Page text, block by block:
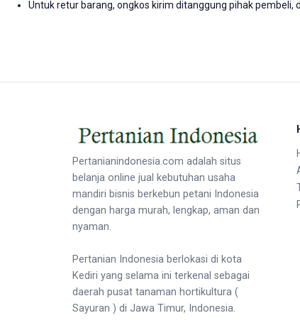
Untuk retur barang, ongkos kirim ditanggung pihak pembeli,
Pertanianindonesia.com adalah situs
belanja online jual kebutuhan usaha
mandiri bisnis berkebun petani Indonesia
dengan harga murah, lengkap, aman dan
nyaman.
Pertanian Indonesia berlokasi di kota
Kediri yang selama ini terkenal sebagai
daerah pusat tanaman hortikultura (
Sayuran ) di Jawa Timur, Indonesia.